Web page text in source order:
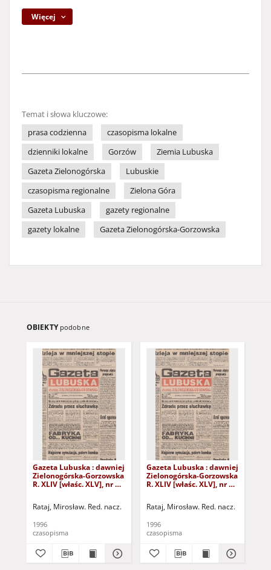
Więcej
Temat i słowa kluczowe:
prasa codzienna
czasopisma lokalne
dzienniki lokalne
Gorzów
Ziemia Lubuska
Gazeta Zielonogórska
Lubuskie
czasopisma regionalne
Zielona Góra
Gazeta Lubuska
gazety regionalne
gazety lokalne
Gazeta Zielonogórska-Gorzowska
OBIEKTY podobne
Gazeta Lubuska : dawniej
Zielonogórska-Gorzowska
R. XLIV [właśc. XLV], nr 52
Rataj, Mirosław. Red. nacz.
1996
czasopisma
Gazeta Lubuska : dawniej
Zielonogórska-Gorzowska
R. XLIV [właśc. XLV], nr 46
Rataj, Mirosław. Red. nacz.
1996
czasopisma